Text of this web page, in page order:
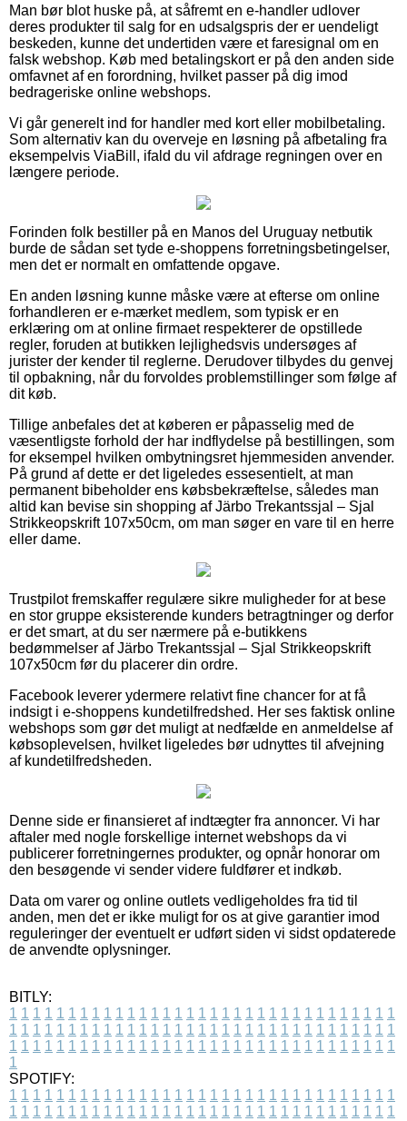
Man bør blot huske på, at såfremt en e-handler udlover
deres produkter til salg for en udsalgspris der er uendeligt
beskeden, kunne det undertiden være et faresignal om en
falsk webshop. Køb med betalingskort er på den anden side
omfavnet af en forordning, hvilket passer på dig imod
bedrageriske online webshops.
Vi går generelt ind for handler med kort eller mobilbetaling.
Som alternativ kan du overveje en løsning på afbetaling fra
eksempelvis ViaBill, ifald du vil afdrage regningen over en
længere periode.
Forinden folk bestiller på en Manos del Uruguay netbutik
burde de sådan set tyde e-shoppens forretningsbetingelser,
men det er normalt en omfattende opgave.
En anden løsning kunne måske være at efterse om online
forhandleren er e-mærket medlem, som typisk er en
erklæring om at online firmaet respekterer de opstillede
regler, foruden at butikken lejlighedsvis undersøges af
jurister der kender til reglerne. Derudover tilbydes du genvej
til opbakning, når du forvoldes problemstillinger som følge af
dit køb.
Tillige anbefales det at køberen er påpasselig med de
væsentligste forhold der har indflydelse på bestillingen, som
for eksempel hvilken ombytningsret hjemmesiden anvender.
På grund af dette er det ligeledes essesentielt, at man
permanent bibeholder ens købsbekræftelse, således man
altid kan bevise sin shopping af Järbo Trekantssjal – Sjal
Strikkeopskrift 107x50cm, om man søger en vare til en herre
eller dame.
Trustpilot fremskaffer regulære sikre muligheder for at bese
en stor gruppe eksisterende kunders betragtninger og derfor
er det smart, at du ser nærmere på e-butikkens
bedømmelser af Järbo Trekantssjal – Sjal Strikkeopskrift
107x50cm før du placerer din ordre.
Facebook leverer ydermere relativt fine chancer for at få
indsigt i e-shoppens kundetilfredshed. Her ses faktisk online
webshops som gør det muligt at nedfælde en anmeldelse af
købsoplevelsen, hvilket ligeledes bør udnyttes til afvejning
af kundetilfredsheden.
Denne side er finansieret af indtægter fra annoncer. Vi har
aftaler med nogle forskellige internet webshops da vi
publicerer forretningernes produkter, og opnår honorar om
den besøgende vi sender videre fuldfører et indkøb.
Data om varer og online outlets vedligeholdes fra tid til
anden, men det er ikke muligt for os at give garantier imod
reguleringer der eventuelt er udført siden vi sidst opdaterede
de anvendte oplysninger.
BITLY:
1 1 1 1 1 1 1 1 1 1 1 1 1 1 1 1 1 1 1 1 1 1 1 1 1 1 1 1 1 1 1 1 1
1 1 1 1 1 1 1 1 1 1 1 1 1 1 1 1 1 1 1 1 1 1 1 1 1 1 1 1 1 1 1 1 1
1 1 1 1 1 1 1 1 1 1 1 1 1 1 1 1 1 1 1 1 1 1 1 1 1 1 1 1 1 1 1 1 1
1
SPOTIFY:
1 1 1 1 1 1 1 1 1 1 1 1 1 1 1 1 1 1 1 1 1 1 1 1 1 1 1 1 1 1 1 1 1
1 1 1 1 1 1 1 1 1 1 1 1 1 1 1 1 1 1 1 1 1 1 1 1 1 1 1 1 1 1 1 1 1